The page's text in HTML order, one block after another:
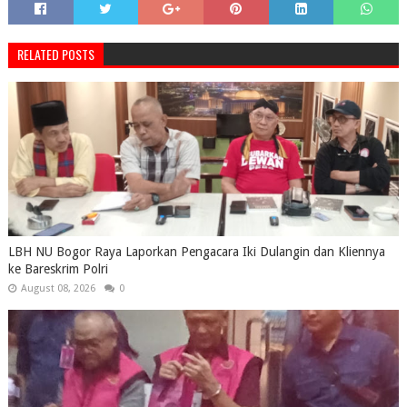
RELATED POSTS
LBH NU Bogor Raya Laporkan Pengacara Iki Dulangin dan Kliennya
ke Bareskrim Polri
August 08, 2026 0